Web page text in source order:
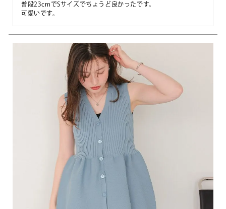
普段23cmでSサイズでちょうど良かったです。
可愛いです。